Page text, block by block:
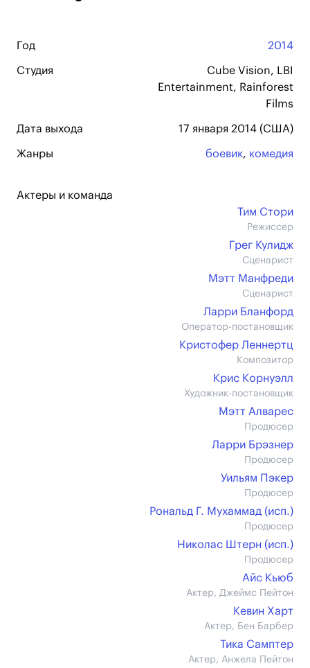
Год 2014
Студия
Cube Vision, LBI
Entertainment, Rainforest
Films
Дата выхода 17 января 2014 (США)
Жанры боевик, комедия
Актеры и команда
Тим Стори
Режиссер
Грег Кулидж
Сценарист
Мэтт Манфреди
Сценарист
Ларри Бланфорд
Оператор-постановщик
Кристофер Леннертц
Композитор
Крис Корнуэлл
Художник-постановщик
Мэтт Алварес
Продюсер
Ларри Брэзнер
Продюсер
Уильям Пэкер
Продюсер
Рональд Г. Мухаммад (иcп.)
Продюсер
Николас Штерн (иcп.)
Продюсер
Айс Кьюб
Актер, Джеймс Пейтон
Кевин Харт
Актер, Бен Барбер
Тика Самптер
Актер, Анжела Пейтон